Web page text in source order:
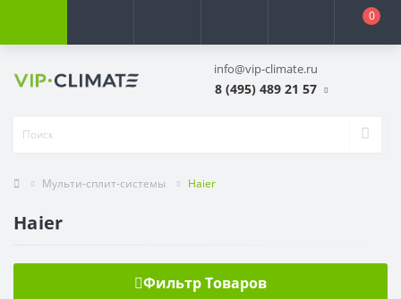
0
info@vip-climate.ru
8 (495) 489 21 57
Мульти-сплит-системы Haier
Haier
Фильтр Товаров